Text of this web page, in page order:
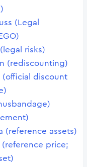
(Legal
risks)
(rediscounting)
(official discount
(reference assets)
(reference price;